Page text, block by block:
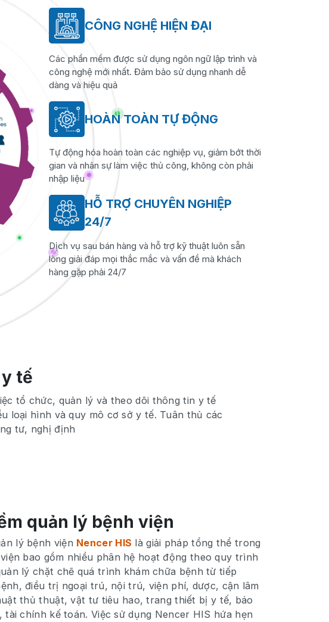
CÔNG NGHỆ HIỆN ĐẠI
Các phần mềm được sử dụng ngôn ngữ lập trình và
công nghệ mới nhất. Đảm bảo sử dụng nhanh dễ
dàng và hiệu quả
HOÀN TOÀN TỰ ĐỘNG
Tự động hóa hoàn toàn các nghiệp vụ, giảm bớt thời
gian và nhân sự làm việc thủ công, không còn phải
nhập liệu
HỖ TRỢ CHUYÊN NGHIỆP
24/7
Dịch vụ sau bán hàng và hỗ trợ kỹ thuật luôn sẵn
lòng giải đáp mọi thắc mắc và vấn đề mà khách
hàng gặp phải 24/7
tế
tổ chức, quản lý và theo dõi thông tin y tế
loại hình và quy mô cơ sở y tế. Tuân thủ các
tư, nghị định
quản lý bệnh viện
lý bệnh viện Nencer HIS là giải pháp tổng thể trong
bao gồm nhiều phân hệ hoạt động theo quy trình
lý chặt chẽ quá trình khám chữa bệnh từ tiếp
điều trị ngoại trú, nội trú, viện phí, dược, cận lâm
thủ thuật, vật tư tiêu hao, trang thiết bị y tế, báo
tài chính kế toán. Việc sử dụng Nencer HIS hứa hẹn